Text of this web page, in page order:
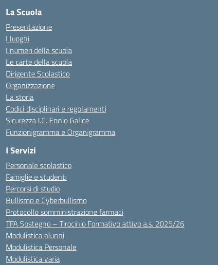
La Scuola
Presentazione
I luoghi
I numeri della scuola
Le carte della scuola
Dirigente Scolastico
Organizzazione
La storia
Codici disciplinari e regolamenti
Sicurezza I.C. Ennio Galice
Funzionigramma e Organigramma
I Servizi
Personale scolastico
Famiglie e studenti
Percorsi di studio
Bullismo e Cyberbullismo
Protocollo somministrazione farmaci
TFA Sostegno – Tirocinio Formativo attivo a.s. 2025/26
Modulistica alunni
Modulistica Personale
Modulistica varia